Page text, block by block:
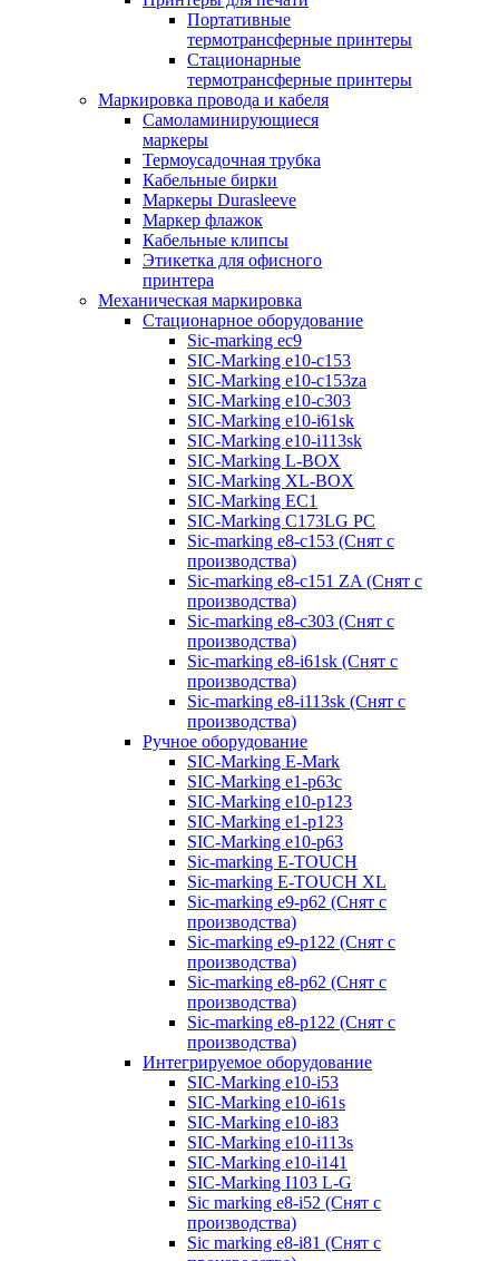
Портативные
термотрансферные принтеры
Стационарные
термотрансферные принтеры
Маркировка провода и кабеля
Самоламинирующиеся
маркеры
Термоусадочная трубка
Кабельные бирки
Маркеры Durasleeve
Маркер флажок
Кабельные клипсы
Этикетка для офисного
принтера
Механическая маркировка
Стационарное оборудование
Sic-marking ec9
SIC-Marking e10-c153
SIC-Marking e10-c153za
SIC-Marking e10-c303
SIC-Marking e10-i61sk
SIC-Marking e10-i113sk
SIC-Marking L-BOX
SIC-Marking XL-BOX
SIC-Marking EC1
SIC-Marking C173LG PC
Sic-marking e8-c153 (Снят с
производства)
Sic-marking e8-c151 ZA (Снят с
производства)
Sic-marking e8-c303 (Снят с
производства)
Sic-marking e8-i61sk (Снят с
производства)
Sic-marking e8-i113sk (Снят с
производства)
Ручное оборудование
SIC-Marking E-Mark
SIC-Marking e1-p63с
SIC-Marking e10-p123
SIC-Marking e1-p123
SIC-Marking e10-p63
Sic-marking E-TOUCH
Sic-marking E-TOUCH XL
Sic-marking e9-p62 (Снят с
производства)
Sic-marking e9-p122 (Снят с
производства)
Sic-marking e8-p62 (Снят с
производства)
Sic-marking e8-p122 (Снят с
производства)
Интегрируемое оборудование
SIC-Marking e10-i53
SIC-Marking e10-i61s
SIC-Marking e10-i83
SIC-Marking e10-i113s
SIC-Marking e10-i141
SIC-Marking I103 L-G
Sic marking e8-i52 (Снят с
производства)
Sic marking e8-i81 (Снят с